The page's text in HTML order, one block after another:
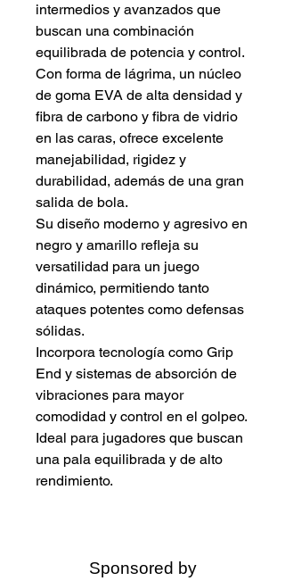
intermedios y avanzados que
buscan una combinación
equilibrada de potencia y control.
Con forma de lágrima, un núcleo
de goma EVA de alta densidad y
fibra de carbono y fibra de vidrio
en las caras, ofrece excelente
manejabilidad, rigidez y
durabilidad, además de una gran
salida de bola.
Su diseño moderno y agresivo en
negro y amarillo refleja su
versatilidad para un juego
dinámico, permitiendo tanto
ataques potentes como defensas
sólidas.
Incorpora tecnología como Grip
End y sistemas de absorción de
vibraciones para mayor
comodidad y control en el golpeo.
Ideal para jugadores que buscan
una pala equilibrada y de alto
rendimiento.
Sponsored by